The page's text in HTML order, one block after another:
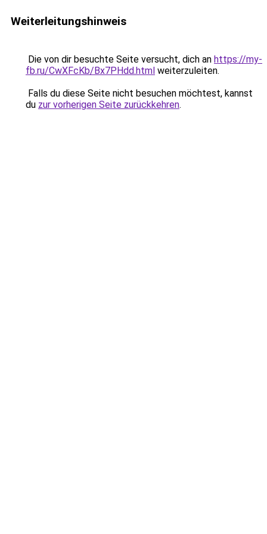
Weiterleitungshinweis
Die von dir besuchte Seite versucht, dich an https://my-
fb.ru/CwXFcKb/Bx7PHdd.html weiterzuleiten.
Falls du diese Seite nicht besuchen möchtest, kannst
du zur vorherigen Seite zurückkehren.